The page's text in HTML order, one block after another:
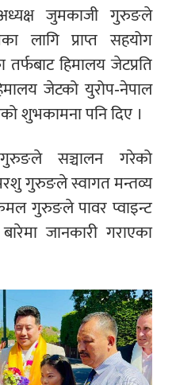
जुमकाजी गुरुङले
लागि प्राप्त सहयोग
तर्फबाट हिमालय जेटप्रति
जेटको युरोप-नेपाल
शुभकामना पनि दिए ।
सञ्चालन गरेको
परशु गुरुङले स्वागत मन्तव्य
गुरुङले पावर प्वाइन्ट
जानकारी गराएका